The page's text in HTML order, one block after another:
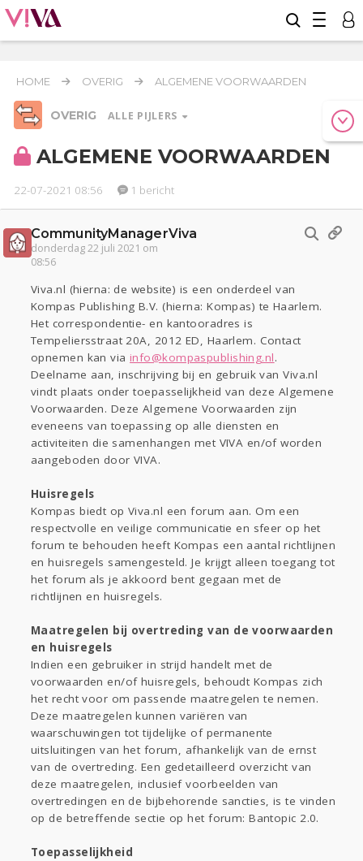
HOME OVERIG ALGEMENE VOORWAARDEN
OVERIG ALLE PIJLERS
Relaties Werk & Studie
Seks
Gezondheid
Coronavirus
Kinderen
Digi Eten
Mode & Beauty
Zwanger
Psyche Thuis
Sport
Contact Viva zoekt
Aangeboden
Gevraagd
Horen Doen
Lezen
ALGEMENE VOORWAARDEN
22-07-2021 08:56 1 bericht
CommunityManagerViva
donderdag 22 juli 2021 om
08:56
Viva.nl (hierna: de website) is een onderdeel van
Kompas Publishing B.V. (hierna: Kompas) te Haarlem.
Het correspondentie- en kantooradres is
Tempeliersstraat 20A, 2012 ED, Haarlem. Contact
opnemen kan viainfo@kompaspublishing.nl.
Deelname aan, inschrijving bij en gebruik van Viva.nl
vindt plaats onder toepasselijkheid van deze Algemene
Voorwaarden. Deze Algemene Voorwaarden zijn
eveneens van toepassing op alle diensten en
activiteiten die samenhangen met VIVA en/of worden
aangeboden door VIVA.
Huisregels
Kompas biedt op Viva.nl een forum aan. Om een
respectvolle en veilige communicatie en sfeer op het
forum te behouden heeft Kompas een aantal richtlijnen
en huisregels samengesteld. Je krijgt alleen toegang tot
het forum als je akkoord bent gegaan met de
richtlijnen en huisregels.
Maatregelen bij overtreding van de voorwaarden
en huisregels
Indien een gebruiker in strijd handelt met de
voorwaarden en/of huisregels, behoudt Kompas zich
het recht voor om passende maatregelen te nemen.
Deze maatregelen kunnen variëren van
waarschuwingen tot tijdelijke of permanente
uitsluitingen van het forum, afhankelijk van de ernst
van de overtreding. Een gedetailleerd overzicht van
deze maatregelen, inclusief voorbeelden van
overtredingen en de bijbehorende sancties, is te vinden
op de betreffende sectie op het forum: Bantopic 2.0.
Toepasselijkheid